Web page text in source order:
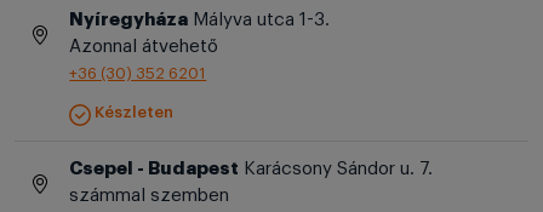
Nyíregyháza Mályva utca 1-3.
Azonnal átvehető
+36 (30) 352 6201
Készleten
Csepel - Budapest Karácsony Sándor u. 7.
számmal szemben